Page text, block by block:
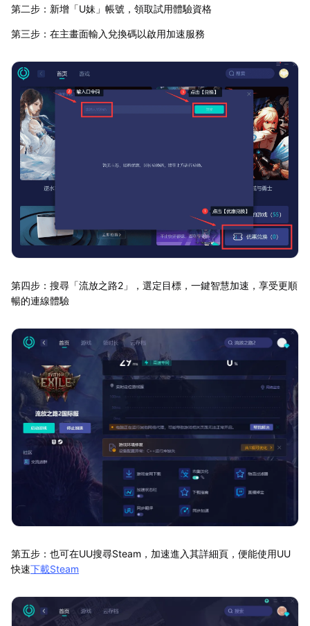
第二步：新增「U妹」帳號，領取試用體驗資格
第三步：在主畫面輸入兌換碼以啟用加速服務
第四步：搜尋「流放之路2」，選定目標，一鍵智慧加速，享受更順
暢的連線體驗
第五步：也可在UU搜尋Steam，加速進入其詳細頁，便能使用UU
快速下載Steam